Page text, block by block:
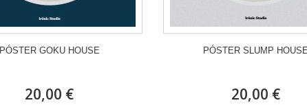
PÓSTER GOKU HOUSE
20,00 €
PÓSTER SLUMP
20,00 €